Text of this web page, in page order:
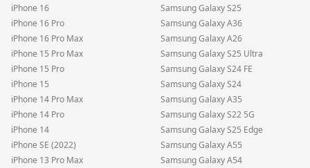
iPhone 16
iPhone 16 Pro
iPhone 16 Pro Max
iPhone 15 Pro Max
iPhone 15 Pro
iPhone 15
iPhone 14 Pro Max
iPhone 14 Pro
iPhone 14
iPhone SE (2022)
iPhone 13 Pro Max
Samsung Galaxy S25
Samsung Galaxy A36
Samsung Galaxy A26
Samsung Galaxy S25 Ultra
Samsung Galaxy S24 FE
Samsung Galaxy S24
Samsung Galaxy A35
Samsung Galaxy S22 5G
Samsung Galaxy S25 Edge
Samsung Galaxy A55
Samsung Galaxy A54